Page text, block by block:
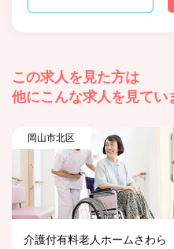
この求人を見た方は
他にこんな求人を見てい
岡山市北区
介護付有料老人ホームさわら